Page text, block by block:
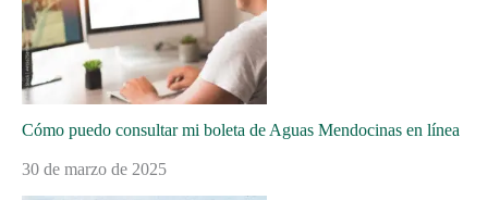
Cómo puedo consultar mi boleta de Aguas Mendocinas en línea
30 de marzo de 2025